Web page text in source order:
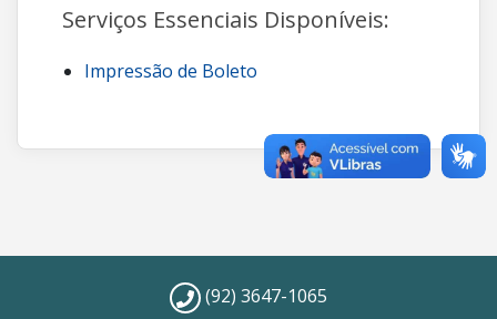
Serviços Essenciais Disponíveis:
Impressão de Boleto
(92) 3647-1065